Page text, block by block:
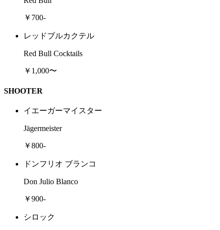
￥700-
レッドブルカクテル
Red Bull Cocktails
￥1,000〜
SHOOTER
イエーガーマイスター
Jägermeister
￥800-
ドンフリオ ブランコ
Don Julio Blanco
￥900-
シロック